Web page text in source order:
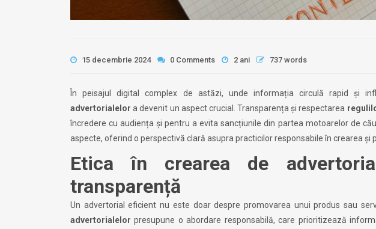
15 decembrie 2024 0 Comments 2 ani 737 words
În peisajul digital complex de astăzi, unde informația circulă rapid și
advertorialelor a devenit un aspect crucial. Transparența și respectarea
încredere cu audiența și pentru a evita sancțiunile din partea motoarelor de
aspecte, oferind o perspectivă clară asupra practicilor responsabile în crearea și
Etica în crearea de
transparență
Un advertorial eficient nu este doar despre promovarea unui produs sau
advertorialelor presupune o abordare responsabilă, care prioritizează